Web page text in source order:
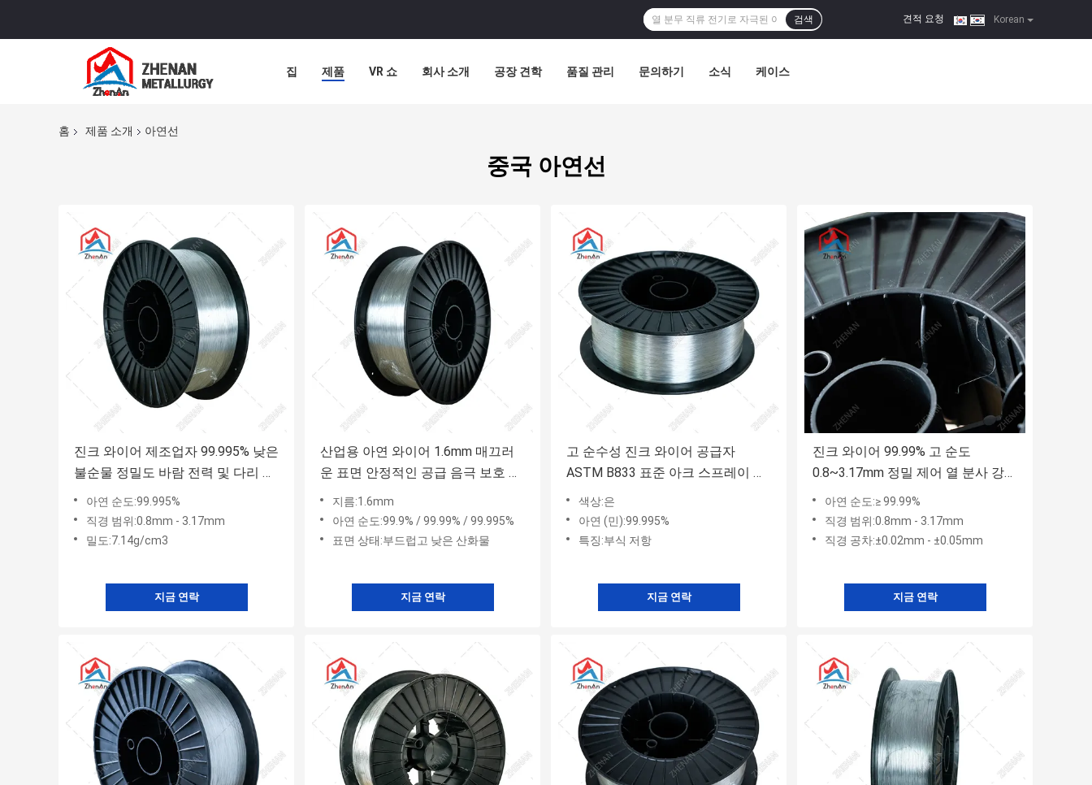
Korean
견적 요청 |
검색
집 제품 VR 쇼 회사 소개 공장 견학 품질 관리 문의하기 소식 케이스
홈 제품 소개 아연선
중국 아연선
진크 와이어 제조업자 99.995% 낮은
불순물 정밀도 바람 전력 및 다리 경
식 보호 재료
아연 순도:99.995%
직경 범위:0.8mm - 3.17mm
밀도:7.14g/cm3
지금 연락
산업용 아연 와이어 1.6mm 매끄러
운 표면 안정적인 공급 음극 보호 및
파이프라인 코팅 응용 분야
지름:1.6mm
아연 순도:99.9% / 99.99% / 99.995%
표면 상태:부드럽고 낮은 산화물
지금 연락
고 순수성 진크 와이어 공급자
ASTM B833 표준 아크 스프레이 해
양 및 조선 경화 보호 응용 프로그램
색상:은
아연 (민):99.995%
특징:부식 저항
지금 연락
진크 와이어 99.99% 고 순도
0.8~3.17mm 정밀 제어 열 분사 강철
구조물 경화 보호
아연 순도:≥ 99.99%
직경 범위:0.8mm - 3.17mm
직경 공차:±0.02mm - ±0.05mm
지금 연락